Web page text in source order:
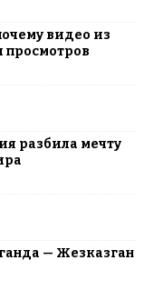
видео из
разбила мечту
— Жезказган